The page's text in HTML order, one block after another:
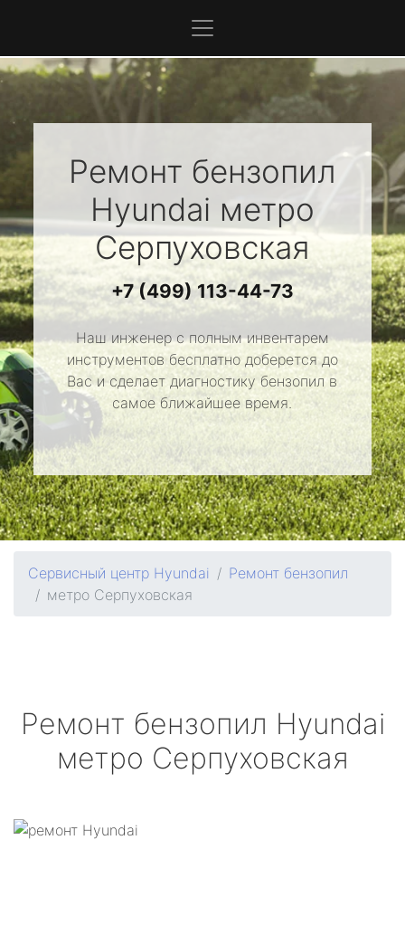
Ремонт бензопил
Hyundai метро
Серпуховская
+7 (499) 113-44-73
Наш инженер с полным инвентарем
инструментов бесплатно доберется до
Вас и сделает диагностику бензопил в
самое ближайшее время.
Сервисный центр Hyundai
Ремонт бензопил
метро Серпуховская
Ремонт бензопил Hyundai
метро Серпуховская